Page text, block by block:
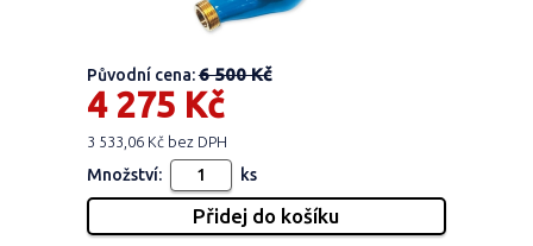
Původní cena:6 500 Kč
4 275 Kč
3 533,06 Kč bez DPH
Množství: ks